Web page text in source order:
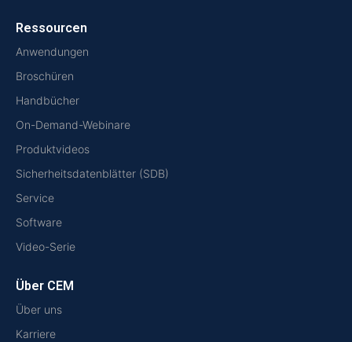
Ressourcen
Anwendungen
Broschüren
Handbücher
On-Demand-Webinare
Produktvideos
Sicherheitsdatenblätter (SDB)
Service
Software
Video-Serie
Über CEM
Über uns
Karriere